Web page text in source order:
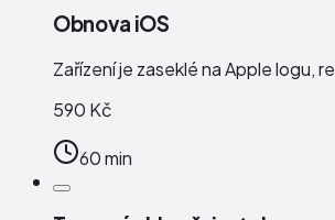
Obnova iOS
Zařízení je zaseklé na Apple logu,
590 Kč
60 min